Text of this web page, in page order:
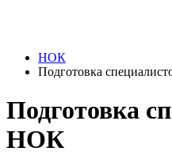
НОК
Подготовка
Подготовка
НОК